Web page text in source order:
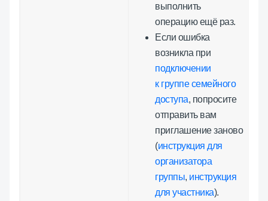
выполнить
операцию ещё раз.
Если ошибка
возникла при
подключении
к группе семейного
доступа, попросите
отправить вам
приглашение заново
(инструкция для
организатора
группы, инструкция
для участника).